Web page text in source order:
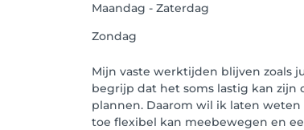
Maandag - Zaterdag
Zondag
Mijn vaste werktijden blijven zoals
begrijp dat het soms lastig kan zijn
plannen. Daarom wil ik laten
toe flexibel kan meebewegen en